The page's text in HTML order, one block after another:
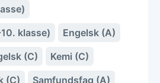
klasse)
Engelsk (A)
(C)
Kemi (C)
(C) Samfundsfag (A)